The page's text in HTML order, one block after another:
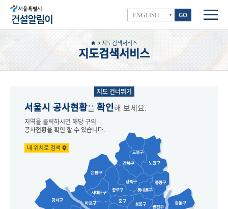
ENGLISH GO
지도검색서비스
지도검색서비스
지도 건너뛰기
서울시 공사현황을 확인해 보세요.
지역을 클릭하시면 해당 구의
공사현황을 확인 할 수 있습니다.
내 위치로 검색